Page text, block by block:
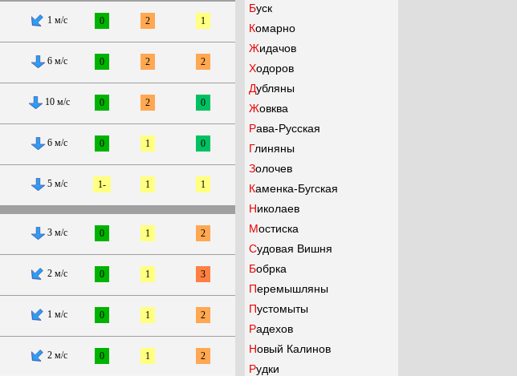
1 м/с 0 2 1
6 м/с 0 2 2
10 м/с 0 2 0
6 м/с 0 1 0
5 м/с 1- 1 1
3 м/с 0 1 2
2 м/с 0 1 3
1 м/с 0 1 2
2 м/с 0 1 2
Буск
Комарно
Жидачов
Ходоров
Дубляны
Жовква
Рава-Русская
Глиняны
Золочев
Каменка-Бугская
Николаев
Мостиска
Судовая Вишня
Бобрка
Перемышляны
Пустомыты
Радехов
Новый Калинов
Рудки